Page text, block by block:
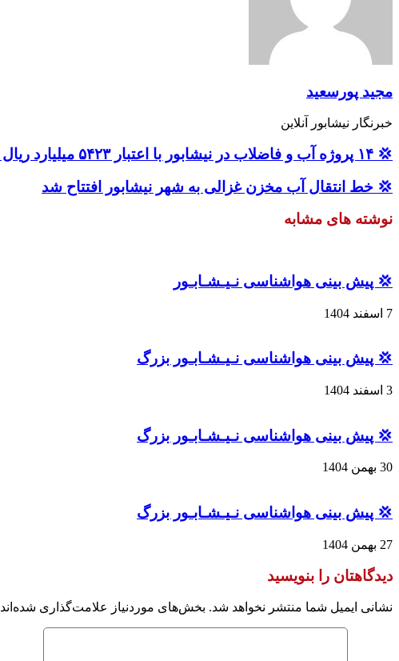
مجید پورسعید
خبرنگار نیشابور آنلاین
💢 ۱۴ پروژه آب و فاضلاب در نیشابور با اعتبار ۵۴۲۳ میلیارد ریال افتتاح و کلنگ زنی شد.
💢 خط انتقال آب مخزن غزالی به شهر نیشابور افتتاح شد
نوشته های مشابه
💢 پیش بینی هواشناسی نـیـشـابـور
7 اسفند 1404
💢 پیش بینی هواشناسی نـیـشـابـور بزرگ
3 اسفند 1404
💢 پیش بینی هواشناسی نـیـشـابـور بزرگ
30 بهمن 1404
💢 پیش بینی هواشناسی نـیـشـابـور بزرگ
27 بهمن 1404
دیدگاهتان را بنویسید
نشانی ایمیل شما منتشر نخواهد شد. بخش‌های موردنیاز علامت‌گذاری شده‌اند